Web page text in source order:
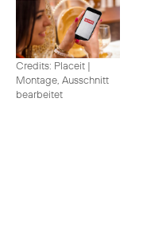
Credits: Placeit |
Montage, Ausschnitt
bearbeitet